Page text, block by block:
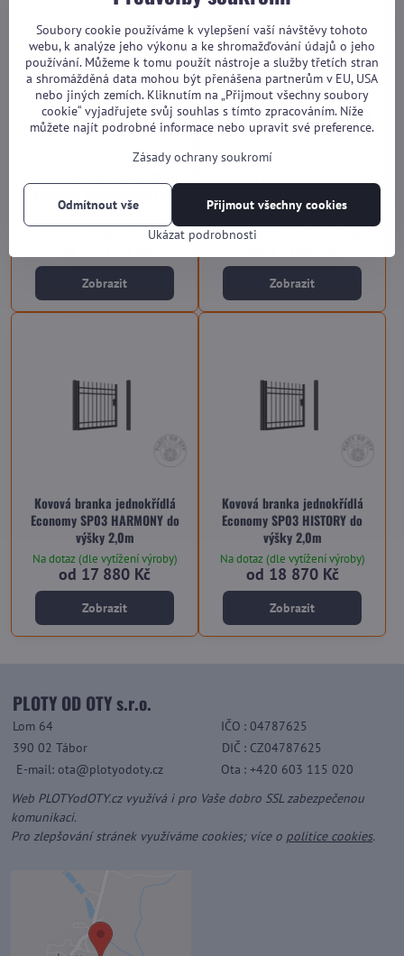
Economy SP03 HISTORY do
výšky 1,5m
Na dotaz (dle vytížení výroby)
Zobrazit
2,0m
Na dotaz (dle vytížení výroby)
Zobrazit
Kovová branka jednokřídlá
Economy SP03 HARMONY do
výšky 2,0m
Na dotaz (dle vytížení výroby)
od 17 880 Kč
Zobrazit
Kovová branka jednokřídlá
Economy SP03 HISTORY do
výšky 2,0m
Na dotaz (dle vytížení výroby)
od 18 870 Kč
Zobrazit
PLOTY OD OTY s.r.o.
Lom 64 IČO : 04787625
390 02 Tábor
DIČ : CZ04787625
E-mail: ota@plotyodoty.cz
Ota : +420 603 115 020
Web PLOTYodOTY.cz využívá i pro Vaše dobro SSL zabezpečenou
komunikaci.
Pro zlepšování stránek využíváme cookies; více o politice cookies.
Soubory cookie používáme k vylepšení vaší návštěvy tohoto
webu, k analýze jeho výkonu a ke shromažďování údajů o jeho
používání. Můžeme k tomu použít nástroje a služby třetích stran
a shromážděná data mohou být přenášena partnerům v EU, USA
nebo jiných zemích. Kliknutím na „Přijmout všechny soubory
cookie“ vyjadřujete svůj souhlas s tímto zpracováním. Níže
můžete najít podrobné informace nebo upravit své preference.
Zásady ochrany soukromí
Ukázat podrobnosti
Přijmout všechny cookies
Odmítnout vše